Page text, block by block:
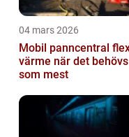
04 mars 2026
Mobil panncentral flexibel
värme när det behövs
som mest